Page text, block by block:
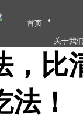
，比
！
首页
关于我